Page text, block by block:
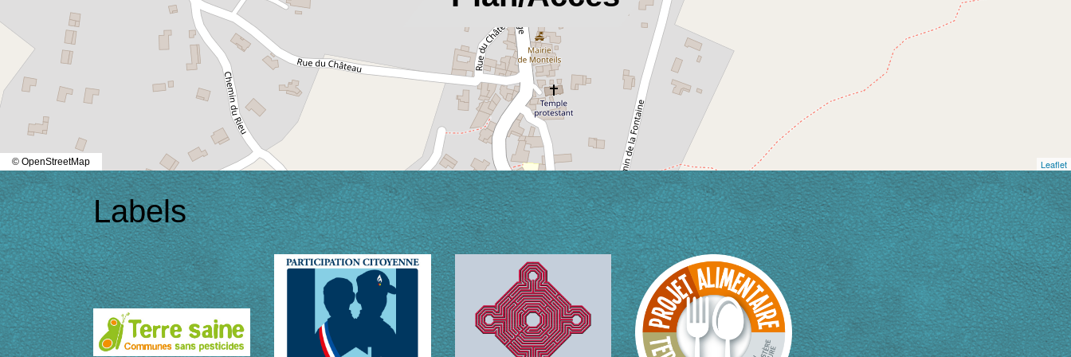
Leaflet
© OpenStreetMap
Labels